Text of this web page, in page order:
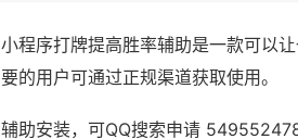
小程序打牌提高胜率辅助是一款可以
要的用户可通过正规渠道获取使用。
辅助安装，可QQ搜索申请